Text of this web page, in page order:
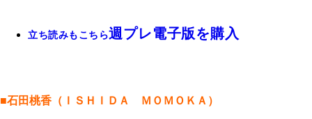
立ち読みもこちら週プレ電子版を購入
■石田桃香（ＩＳＨＩＤＡ ＭＯＭＯＫＡ）